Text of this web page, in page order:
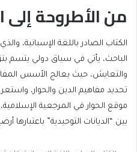
من الأطروحة إلى
الكتاب الصادر باللغة الإسبانية،
الباحث، يأتي في سياق دولي يتسم
والتعايش، حيث يعالج الأسس
تحديد مفاهيم الدين والحوار،
موقع الحوار في المرجعية
بين “الديانات التوحيدية” باعتبارها